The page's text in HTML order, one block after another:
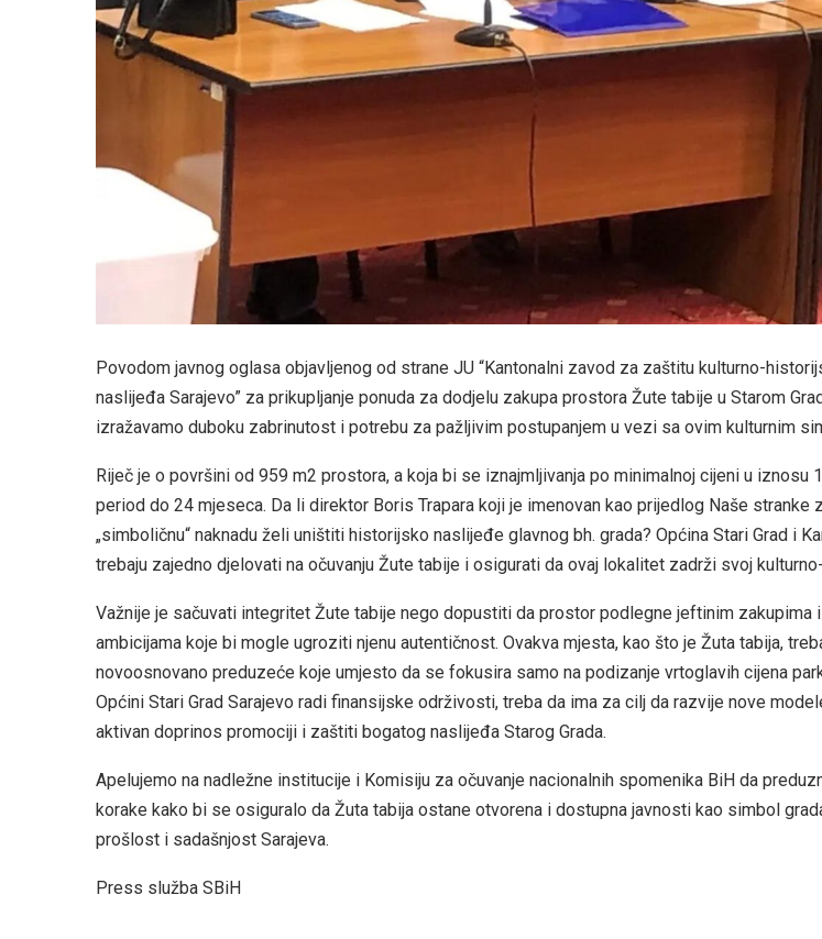
Povodom javnog oglasa objavljenog od strane JU “Kantonalni zavod za zaštitu kulturno-
naslijeđa Sarajevo” za prikupljanje ponuda za dodjelu zakupa prostora Žute tabije u Starom
izražavamo duboku zabrinutost i potrebu za pažljivim postupanjem u vezi sa ovim kulturnim
Riječ je o površini od 959 m2 prostora, a koja bi se iznajmljivanja po minimalnoj cijeni u iznosu
period do 24 mjeseca. Da li direktor Boris Trapara koji je imenovan kao prijedlog Naše stranke
„simboličnu“ naknadu želi uništiti historijsko naslijeđe glavnog bh. grada? Općina Stari Grad i
trebaju zajedno djelovati na očuvanju Žute tabije i osigurati da ovaj lokalitet zadrži svoj
Važnije je sačuvati integritet Žute tabije nego dopustiti da prostor podlegne jeftinim zakupima
ambicijama koje bi mogle ugroziti njenu autentičnost. Ovakva mjesta, kao što je Žuta tabija,
novoosnovano preduzeće koje umjesto da se fokusira samo na podizanje vrtoglavih cijena
Općini Stari Grad Sarajevo radi finansijske održivosti, treba da ima za cilj da razvije nove
aktivan doprinos promociji i zaštiti bogatog naslijeđa Starog Grada.
Apelujemo na nadležne institucije i Komisiju za očuvanje nacionalnih spomenika BiH da
korake kako bi se osiguralo da Žuta tabija ostane otvorena i dostupna javnosti kao simbol
prošlost i sadašnjost Sarajeva.
Press služba SBiH